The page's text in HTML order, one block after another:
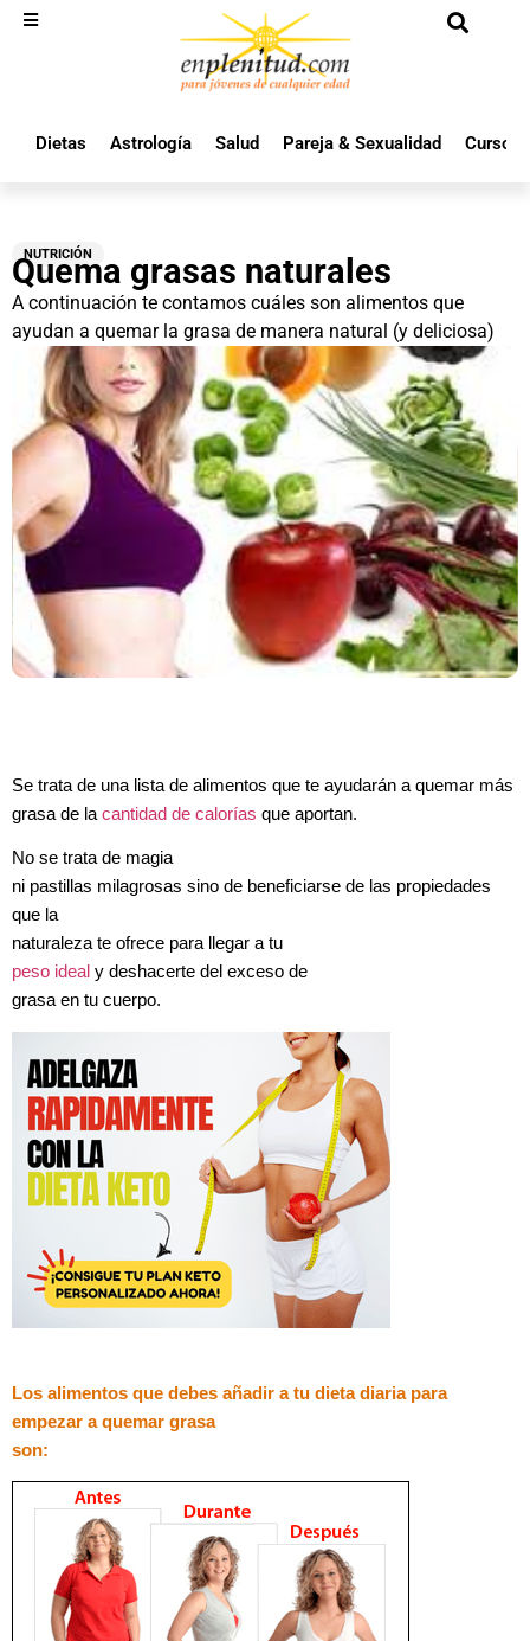
Dietas Astrología Salud Pareja & Sexualidad Cursos
NUTRICIÓN
Quema grasas naturales
A continuación te contamos cuáles son alimentos que
ayudan a quemar la grasa de manera natural (y deliciosa)
Se trata de una lista de alimentos que te ayudarán a quemar más
grasa de la cantidad de calorías que aportan.
No se trata de magia
ni pastillas milagrosas sino de beneficiarse de las propiedades
que la
naturaleza te ofrece para llegar a tu
peso ideal y deshacerte del exceso de
grasa en tu cuerpo.
Los alimentos que debes añadir a tu dieta diaria para
empezar a quemar grasa
son: